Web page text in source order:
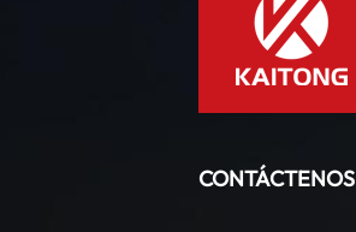
CONTÁCTENOS